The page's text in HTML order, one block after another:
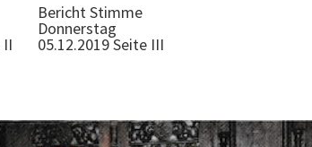
II
Bericht Stimme
Donnerstag
05.12.2019 Seite III